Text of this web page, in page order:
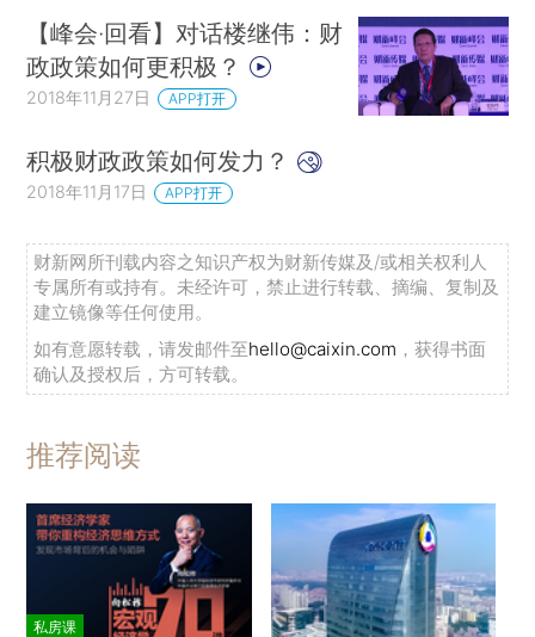
【峰会·回看】对话楼继伟：财
政政策如何更积极？
2018年11月27日 APP打开
积极财政政策如何发力？
2018年11月17日 APP打开
财新网所刊载内容之知识产权为财新传媒及/或相关权利人
专属所有或持有。未经许可，禁止进行转载、摘编、复制及
建立镜像等任何使用。
如有意愿转载，请发邮件至hello@caixin.com ，获得书面
确认及授权后，方可转载。
推荐阅读
私房课